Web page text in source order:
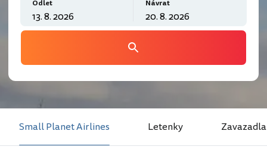
Odlet Návrat
Small Planet Airlines Letenky Zavazadla